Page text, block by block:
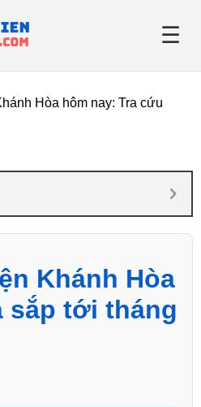
☰
Hòa hôm nay: Tra cứu
Khánh Hòa
sắp tới tháng